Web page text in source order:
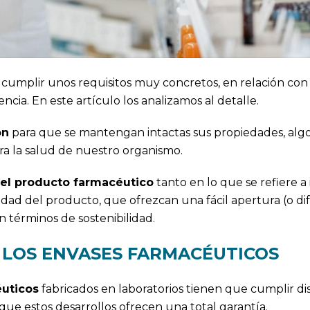
unos requisitos muy concretos, en relación
En este artículo los analizamos al detalle.
para que se mantengan intactas sus propiedades,
la salud de nuestro organismo.
producto farmacéuticotanto en lo que se refiere a
del producto, que ofrezcan una fácil apertura (o
términos de sostenibilidad.
ENVASES FARMACÉUTICOS
fabricados en laboratorios tienen que cumplir
estos desarrollos ofrecen una total garantía.